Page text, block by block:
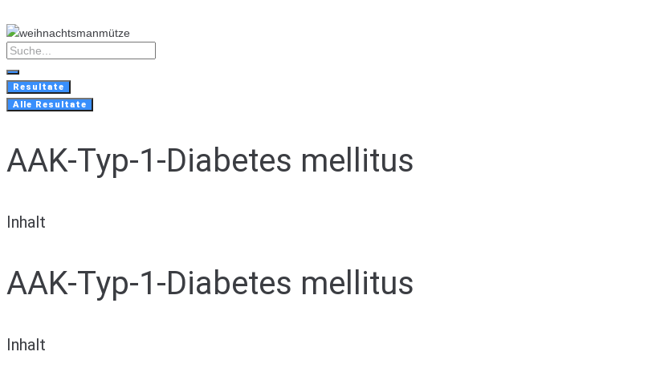
to
content
Search
...
Resultate
Alle Resultate
AAK-Typ-1-Diabetes mellitus
Inhalt
AAK-Typ-1-Diabetes mellitus
Inhalt